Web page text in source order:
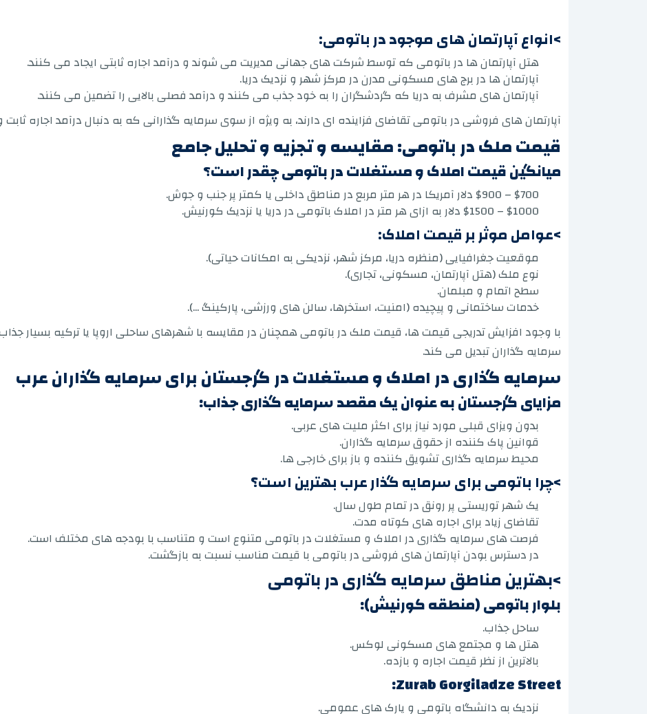
>انواع آپارتمان های موجود در باتومی:
هتل آپارتمان ها در باتومی که توسط شرکت های جهانی مدیریت می شوند و درآمد اجاره ثابتی ایجاد می کنند.
آپارتمان ها در برج های مسکونی مدرن در مرکز شهر و نزدیک دریا.
آپارتمان های مشرف به دریا که گردشگران را به خود جذب می کنند و درآمد فصلی بالایی را تضمین می کنند.
آپارتمان های فروشی در باتومی تقاضای فزاینده ای دارند، به ویژه از سوی سرمایه گذارانی که به دنبال درآمد اجاره
قیمت ملک در باتومی: مقایسه و تجزیه و تحلیل جامع
میانگین قیمت املاک و مستغلات در باتومی چقدر است؟
$700 – $900 دلار آمریکا در هر متر مربع در مناطق داخلی یا کمتر پر جنب و جوش.
$1000 – $1500 دلار به ازای هر متر در املاک باتومی در دریا یا نزدیک کورنیش.
>عوامل موثر بر قیمت املاک:
موقعیت جغرافیایی (منظره دریا، مرکز شهر، نزدیکی به امکانات حیاتی).
نوع ملک (هتل آپارتمان، مسکونی، تجاری).
سطح اتمام و مبلمان.
خدمات ساختمانی و پیچیده (امنیت، استخرها، سالن های ورزشی، پارکینگ ...).
با وجود افزایش تدریجی قیمت ها، قیمت ملک در باتومی همچنان در مقایسه با شهرهای ساحلی اروپا یا ترکیه بسیار
سرمایه گذاران تبدیل می کند.
سرمایه گذاری در املاک و مستغلات در گرجستان برای سرمایه گذاران عرب
مزایای گرجستان به عنوان یک مقصد سرمایه گذاری جذاب:
بدون ویزای قبلی مورد نیاز برای اکثر ملیت های عربی.
قوانین پاک کننده از حقوق سرمایه گذاران.
محیط سرمایه گذاری تشویق کننده و باز برای خارجی ها.
>چرا باتومی برای سرمایه گذار عرب بهترین است؟
یک شهر توریستی پر رونق در تمام طول سال.
تقاضای زیاد برای اجاره های کوتاه مدت.
فرصت های سرمایه گذاری در املاک و مستغلات در باتومی متنوع است و متناسب با بودجه های مختلف است.
در دسترس بودن آپارتمان های فروشی در باتومی با قیمت مناسب نسبت به بازگشت.
>بهترین مناطق سرمایه گذاری در باتومی
بلوار باتومی (منطقه کورنیش):
ساحل جذاب.
هتل ها و مجتمع های مسکونی لوکس.
بالاترین از نظر قیمت اجاره و بازده.
Zurab Gorgiladze Street:
نزدیک به دانشگاه باتومی و پارک های عمومی.